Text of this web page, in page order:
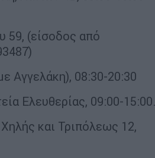
59, (είσοδος από
Αγγελάκη), 08:30-20:30
Ελευθερίας, 09:00-15:00.
και Τριπόλεως 12,